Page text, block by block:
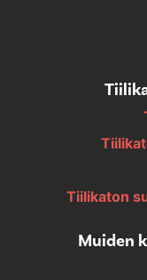
Tiilikaton
Muiden